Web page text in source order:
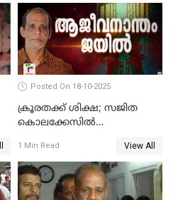
Posted On 18-10-2025
ക്രൂരതക്ക് ശിക്ഷ; സജിത
കൊലക്കേസില്‍
ഇരട്ടജീവപര്യന്തം
1 Min Read View All